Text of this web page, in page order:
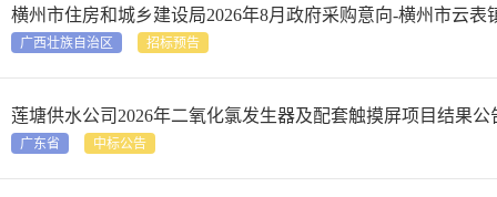
横州市住房和城乡建设局2026年8月政府采购意向-横州市云
广西壮族自治区 招标预告
莲塘供水公司2026年二氧化氯发生器及配套触摸屏项目结果公
广东省 中标公告